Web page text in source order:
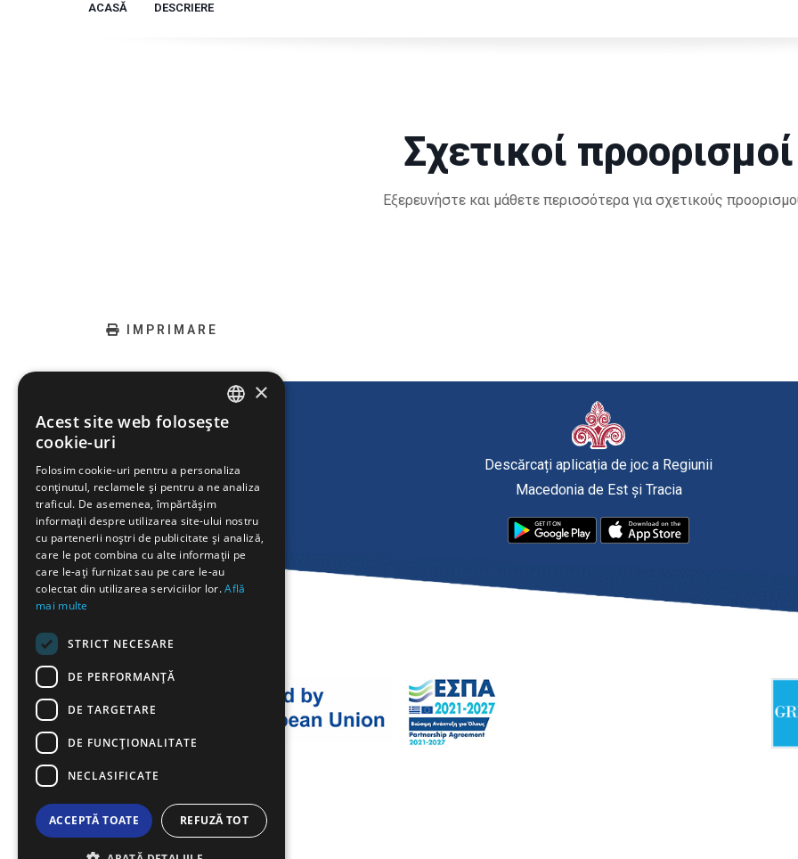
ACASĂ DESCRIERE
Σχετικοί προορισμοί
Εξερευνήστε και μάθετε περισσότερα για σχετικούς
IMPRIMARE
Descărcați aplicația de joc a Regiunii
Macedonia de Est și Tracia
ENGLISH
FRENCH
BULGARIAN
GERMAN
ROMANIAN
×
Acest site web folosește
cookie-uri
Folosim cookie-uri pentru a personaliza
conținutul, reclamele și pentru a ne analiza
traficul. De asemenea, împărtășim
informații despre utilizarea site-ului nostru
cu partenerii noștri de publicitate și analiză,
care le pot combina cu alte informații pe
care le-ați furnizat sau pe care le-au
colectat din utilizarea serviciilor lor.Află
mai multe
STRICT NECESARE
DE PERFORMANȚĂ
DE TARGETARE
DE FUNCŢIONALITATE
NECLASIFICATE
ACCEPTĂ TOATE REFUZĂ TOT